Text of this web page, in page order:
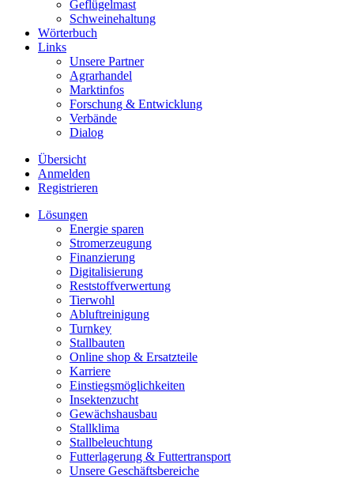
Geflügelmast
Schweinehaltung
Wörterbuch
Links
Unsere Partner
Agrarhandel
Marktinfos
Forschung & Entwicklung
Verbände
Dialog
Übersicht
Anmelden
Registrieren
Lösungen
Energie sparen
Stromerzeugung
Finanzierung
Digitalisierung
Reststoffverwertung
Tierwohl
Abluftreinigung
Turnkey
Stallbauten
Online shop & Ersatzteile
Karriere
Einstiegsmöglichkeiten
Insektenzucht
Gewächshausbau
Stallklima
Stallbeleuchtung
Futterlagerung & Futtertransport
Unsere Geschäftsbereiche